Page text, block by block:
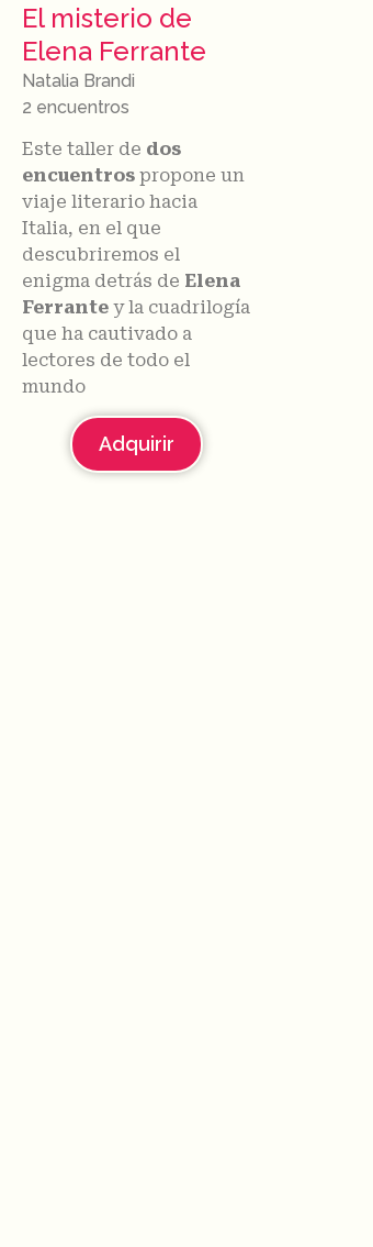
El misterio de
Elena Ferrante
Natalia Brandi
2 encuentros
Este taller de dos
encuentros propone un
viaje literario hacia
Italia, en el que
descubriremos el
enigma detrás de Elena
Ferrante y la cuadrilogía
que ha cautivado a
lectores de todo el
mundo
Adquirir